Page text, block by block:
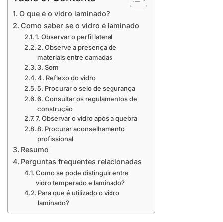
O que é o vidro laminado?
Como saber se o vidro é laminado
1. Observar o perfil lateral
2. Observe a presença de
materiais entre camadas
3. Som
4. Reflexo do vidro
5. Procurar o selo de segurança
6. Consultar os regulamentos de
construção
7. Observar o vidro após a quebra
8. Procurar aconselhamento
profissional
Resumo
Perguntas frequentes relacionadas
Como se pode distinguir entre
vidro temperado e laminado?
Para que é utilizado o vidro
laminado?